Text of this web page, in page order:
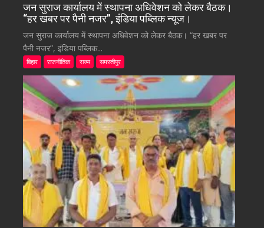
जन सुराज कार्यालय में स्थापना अधिवेशन को लेकर बैठक।
“हर खबर पर पैनी नजर”, इंडिया पब्लिक न्यूज।
जन सुराज कार्यालय में स्थापना अधिवेशन को लेकर बैठक। “हर खबर पर
पैनी नजर”, इंडिया पब्लिक...
बिहार राजनीतिक राज्य समस्तीपुर